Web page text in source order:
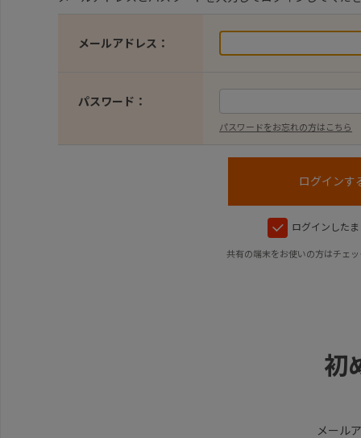
メールアドレス：
パスワード：
パスワードをお忘れの方はこちら
ログインした
共有の端末をお使いの方はチェ
初
メール